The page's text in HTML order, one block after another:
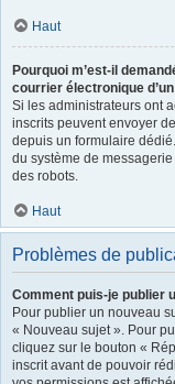
Haut
Pourquoi m’est-il
courrier électronique
Si les administrateurs ont
inscrits peuvent envoyer
depuis un formulaire
du système de
des robots.
Haut
Problèmes de
Comment puis-je publier
Pour publier un nouveau
« Nouveau sujet ». Pour
cliquez sur le bouton «
inscrit avant de pouvoir